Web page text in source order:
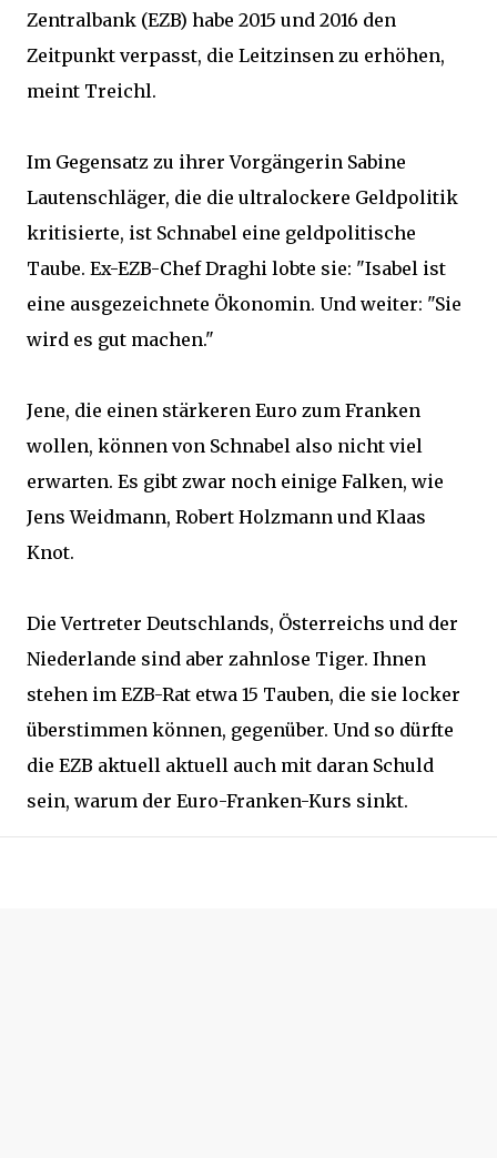
Zentralbank (EZB) habe 2015 und 2016 den
Zeitpunkt verpasst, die Leitzinsen zu erhöhen,
meint Treichl.
Im Gegensatz zu ihrer Vorgängerin Sabine
Lautenschläger, die die ultralockere Geldpolitik
kritisierte, ist Schnabel eine geldpolitische
Taube. Ex-EZB-Chef Draghi lobte sie: "Isabel ist
eine ausgezeichnete Ökonomin. Und weiter: "Sie
wird es gut machen."
Jene, die einen stärkeren Euro zum Franken
wollen, können von Schnabel also nicht viel
erwarten. Es gibt zwar noch einige Falken, wie
Jens Weidmann, Robert Holzmann und Klaas
Knot.
Die Vertreter Deutschlands, Österreichs und der
Niederlande sind aber zahnlose Tiger. Ihnen
stehen im EZB-Rat etwa 15 Tauben, die sie locker
überstimmen können, gegenüber. Und so dürfte
die EZB aktuell aktuell auch mit daran Schuld
sein, warum der Euro-Franken-Kurs sinkt.